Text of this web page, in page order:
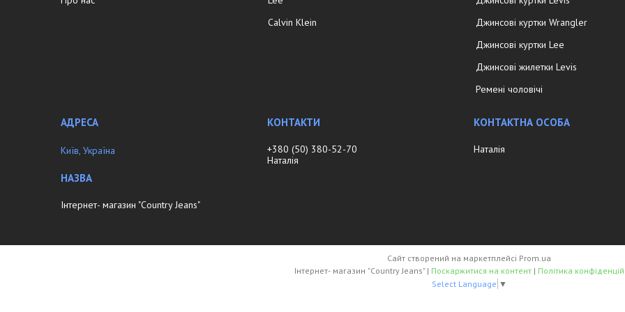
Calvin Klein
Джинсові куртки Wrangler
Джинсові куртки Lee
Джинсові жилетки Levis
Ремені чоловічі
Київ, Україна
Інтернет- магазин "Country Jeans"
+380 (50) 380-52-70
Наталія
Наталія
Сайт створений на маркетплейсі Prom.ua
Інтернет- магазин "Country Jeans" | Поскаржитися на контент | Політика
Select Language ▼